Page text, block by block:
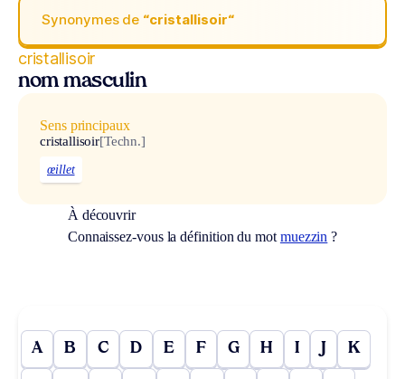
Synonymes de “cristallisoir“
cristallisoir
nom masculin
Sens principaux
cristallisoir[Techn.]
œillet
À découvrir
Connaissez-vous la définition du mot muezzin ?
A B C D E F G H I J K